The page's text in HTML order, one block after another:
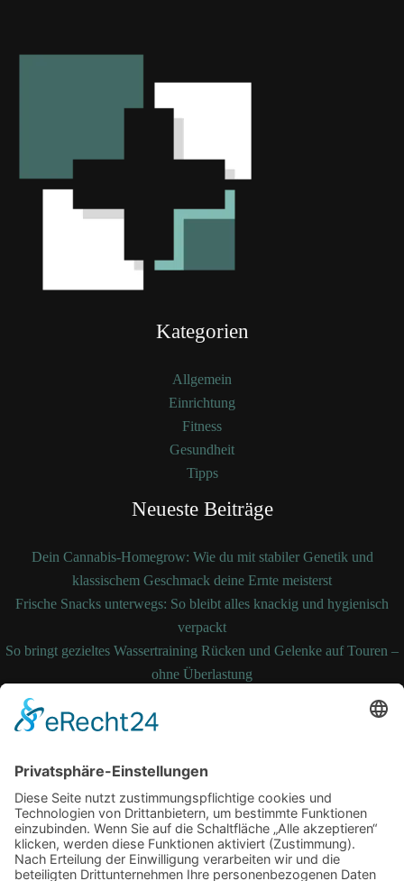
Kategorien
Allgemein
Einrichtung
Fitness
Gesundheit
Tipps
Neueste Beiträge
Dein Cannabis-Homegrow: Wie du mit stabiler Genetik und
klassischem Geschmack deine Ernte meisterst
Frische Snacks unterwegs: So bleibt alles knackig und hygienisch
verpackt
So bringt gezieltes Wassertraining Rücken und Gelenke auf Touren –
ohne Überlastung
So bleibt Ihre Bettdecke auch nach Jahren noch formstabil und
temperaturausgleichend
und durchsetzen
Schlagwörter
Alltag Arbeitsplatz Digital Erkältung Fitness